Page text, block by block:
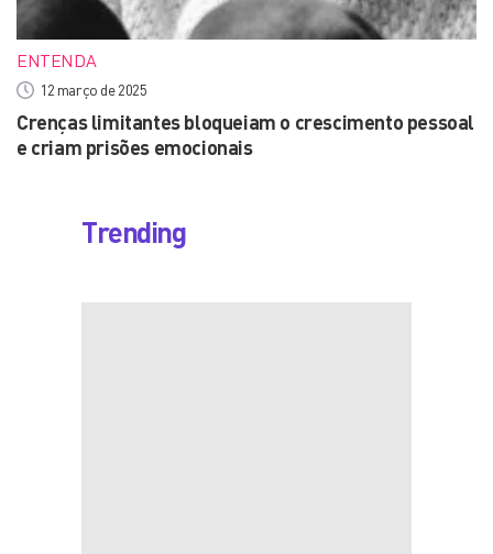
ENTENDA
12 março de 2025
Crenças limitantes bloqueiam o crescimento pessoal
e criam prisões emocionais
Trending